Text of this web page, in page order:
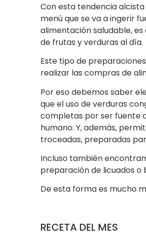
Con esta tendencia
menú que se va a ingerir
alimentación saludable,
de frutas y verduras al día.
Este tipo de
realizar las compras de
Por eso debemos saber
que el uso de verduras
completas por ser fuente
humano. Y, además,
troceadas, preparadas
Incluso también
preparación de licuados o
De esta forma es mucho
RECETA DEL MES